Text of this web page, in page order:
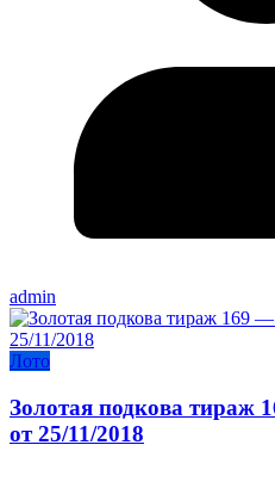
admin
Лото
Золотая подкова тираж
от 25/11/2018